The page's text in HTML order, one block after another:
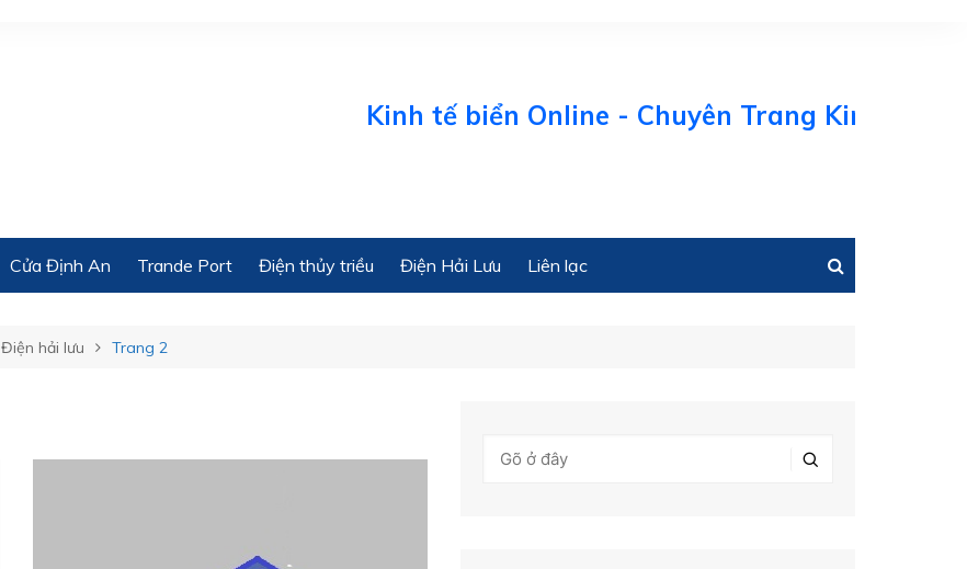
Kinh tế biển Online - Chuyên Trang Kinh tế Biển Việt
Cửa Định An Trande Port Điện thủy triều Điện Hải Lưu Liên lạc
Điện hải lưu Trang 2